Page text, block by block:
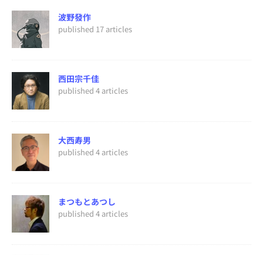
波野發作
published 17 articles
西田宗千佳
published 4 articles
大西寿男
published 4 articles
まつもとあつし
published 4 articles